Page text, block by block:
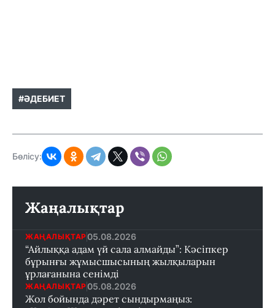
#ӘДЕБИЕТ
Бөлісу:
Жаңалықтар
ЖАҢАЛЫҚТАР 05.08.2026
“Айлыққа адам үй сала алмайды”: Кәсіпкер
бұрынғы жұмысшысының жылқыларын
ұрлағанына сенімді
ЖАҢАЛЫҚТАР 05.08.2026
Жол бойында дәрет сындырмаңыз: